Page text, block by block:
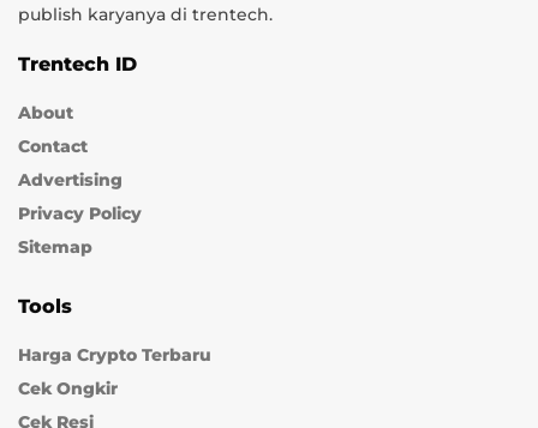
publish karyanya di trentech.
Trentech ID
About
Contact
Advertising
Privacy Policy
Sitemap
Tools
Harga Crypto Terbaru
Cek Ongkir
Cek Resi